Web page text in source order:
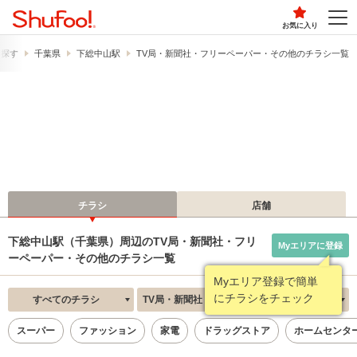
お気に入り
す 千葉県 下総中山駅 TV局・新聞社・フリーペーパー・その他のチラシ一覧
チラシ 店舗
下総中山駅（千葉県）周辺のTV局・新聞社・フリ
ーペーパー・その他のチラシ一覧
Myエリア登録で簡単
にチラシをチェック
Myエリアに登録
すべてのチラシ TV局・新聞社・フリーペーパー・その他 新着順
スーパー ファッション 家電 ドラッグストア ホームセンタ